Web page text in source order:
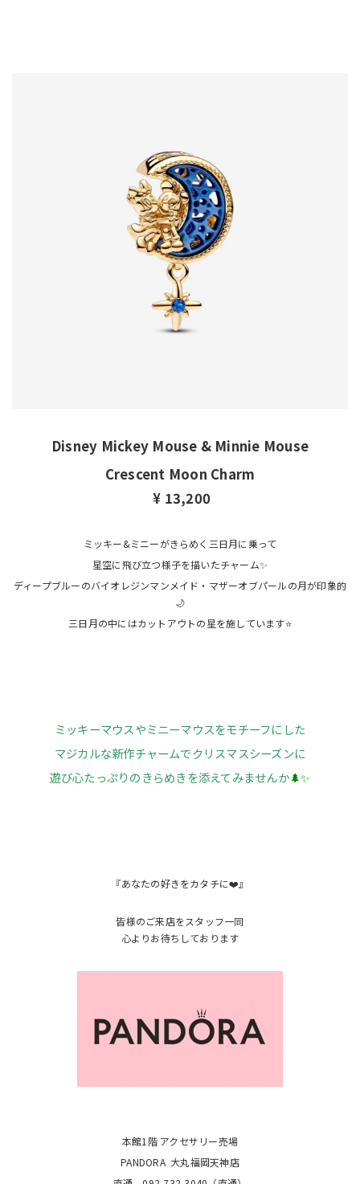
Disney Mickey Mouse & Minnie Mouse
Crescent Moon Charm
¥ 13,200
ミッキー&ミニーがきらめく三日月に乗って
星空に飛び立つ様子を描いたチャーム✨
ディープブルーのバイオレジンマンメイド・マザーオブパールの月が印象的
🌙
三日月の中にはカットアウトの星を施しています⭐️
ミッキーマウスやミニーマウスをモチーフにした
マジカルな新作チャームでクリスマスシーズンに
遊び心たっぷりのきらめきを添えてみませんか🌲✨
『あなたの好きをカタチに❤️』
皆様のご来店をスタッフ一同
心よりお待ちしております
本館1階 アクセサリー売場
PANDORA 大丸福岡天神店